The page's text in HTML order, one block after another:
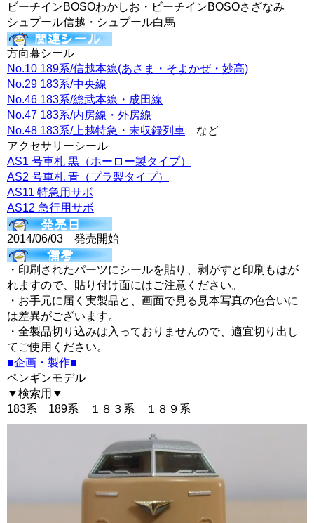
ビーチインBOSOわかしお・ビーチインBOSOさざなみ
シュプール信越・シュプール白馬
方向幕シール
No.10 189系/信越本線(あさま・そよかぜ・妙高)
No.29 183系/中央線
No.46 183系/総武本線・成田線
No.47 183系/内房線・外房線
No.48 183系/上越特急・未収録列車 など
アクセサリーシール
AS1 号車札 黒（ホーロー製タイプ）
AS2 号車札 青（プラ製タイプ）
AS11 特急用サボ
AS12 急行用サボ
2014/06/03 発売開始
・印刷されたパーツにシールを貼り、剥がすと印刷もはが
れますので、貼り付け面にはご注意ください。
・お手元に届く実製品と、画面で見る見本写真の色合いに
は差異がございます。
・全製品切り込みは入っておりませんので、適宜切り出し
てご使用ください。
■企画・製作■
ペンギンモデル
▼検索用▼
183系 189系 １８３系 １８９系